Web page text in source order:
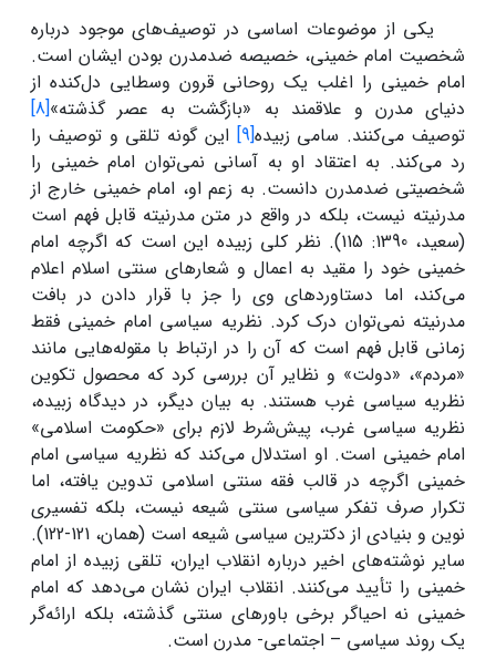
یکی از موضوعات اساسی در توصیف‌های موجود درباره
شخصیت امام خمینی، خصیصه ضدمدرن بودن ایشان است.
امام خمینی را اغلب یک روحانی قرون وسطایی دل‌کنده از
دنیای مدرن و علاقمند به «بازگشت به عصر گذشته»[8]
توصیف می‌کنند. سامی زبیده[9]
این گونه تلقی و توصیف را
رد می‌کند. به اعتقاد او به آسانی نمی‌توان امام خمینی را
شخصیتی ضدمدرن دانست. به زعم او، امام خمینی خارج از
مدرنیته نیست، بلکه در واقع در متن مدرنیته قابل فهم است
(سعید، 1390: 115). نظر کلی زبیده این است که اگرچه امام
خمینی خود را مقید به اعمال و شعارهای سنتی اسلام اعلام
می‌کند، اما دستاوردهای وی را جز با قرار دادن در بافت
مدرنیته نمی‌توان درک کرد. نظریه سیاسی امام خمینی فقط
زمانی قابل فهم است که آن را در ارتباط با مقوله‌هایی مانند
«مردم»، «دولت» و نظایر آن بررسی کرد که محصول تکوین
نظریه سیاسی غرب هستند. به بیان دیگر، در دیدگاه زبیده،
نظریه سیاسی غرب، پیش‌شرط لازم برای «حکومت اسلامی»
امام خمینی است. او استدلال می‌کند که نظریه سیاسی امام
خمینی اگرچه در قالب فقه سنتی اسلامی تدوین یافته، اما
تکرار صرف تفکر سیاسی سنتی شیعه نیست، بلکه تفسیری
نوین و بنیادی از دکترین سیاسی شیعه است (همان، 121-122).
سایر نوشته‌های اخیر درباره انقلاب ایران، تلقی زبیده از امام
خمینی را تأیید می‌کنند. انقلاب ایران نشان می‌دهد که امام
خمینی نه احیاگر برخی باورهای سنتی گذشته، بلکه ارائه‌گر
یک روند سیاسی – اجتماعی- مدرن است.